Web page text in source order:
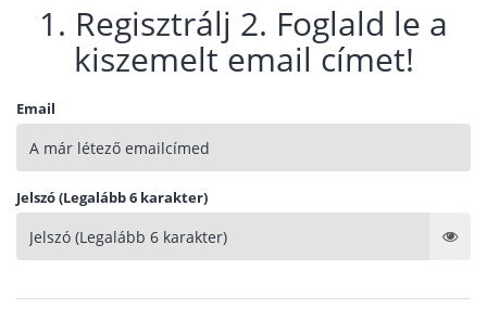
1. Regisztrálj 2. Foglald le a
kiszemelt email címet!
Email
Jelszó (Legalább 6 karakter)